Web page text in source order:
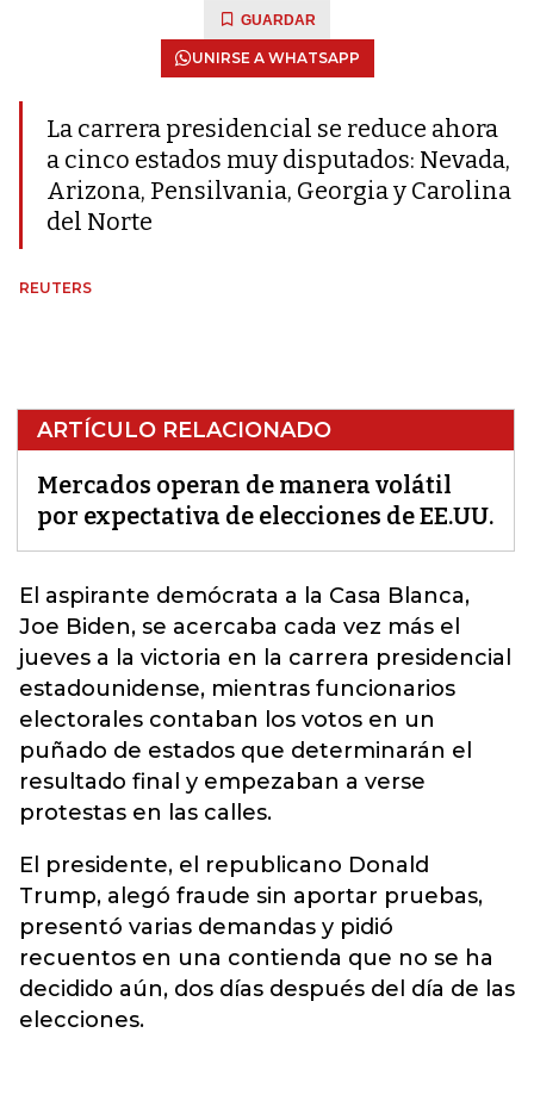
GUARDAR
UNIRSE A WHATSAPP
La carrera presidencial se reduce ahora
a cinco estados muy disputados: Nevada,
Arizona, Pensilvania, Georgia y Carolina
del Norte
REUTERS
ARTÍCULO RELACIONADO
Mercados operan de manera volátil
por expectativa de elecciones de EE.UU.
El aspirante demócrata a la Casa Blanca,
Joe Biden, se acercaba cada vez más el
jueves a la victoria en la carrera presidencial
estadounidense, mientras funcionarios
electorales contaban los votos en un
puñado de estados que determinarán el
resultado final y empezaban a verse
protestas en las calles.
El presidente, el republicano Donald
Trump, alegó fraude sin aportar pruebas,
presentó varias demandas y pidió
recuentos en una contienda que no se ha
decidido aún, dos días después del día de las
elecciones.